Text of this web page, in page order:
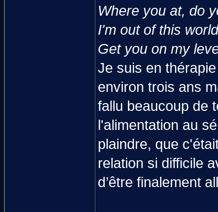
Where you at, do
I'm out of this
Get you on my
Je suis en
environ trois ans
fallu beaucoup de
l'alimentation au
plaindre, que
relation si difficile
d’être finalement